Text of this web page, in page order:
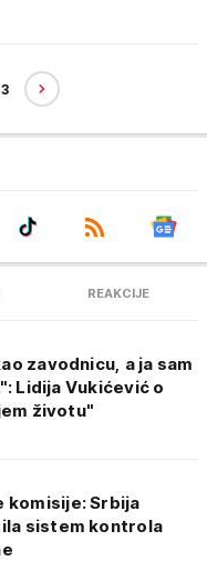
3
REAKCIJE
zavodnicu, a ja sam
Lidija Vukićević o
životu"
komisije: Srbija
sistem kontrola